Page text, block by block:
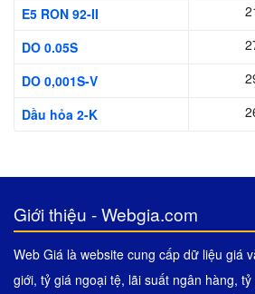
E5 RON 92-II
DO 0.05S
DO 0,001S-V
Dầu hỏa 2-K
Giới thiệu - Webgia.com
Web Giá là website cung cấp dữ liệu giá
giới, tỷ giá ngoại tệ, lãi suất ngân hàng,